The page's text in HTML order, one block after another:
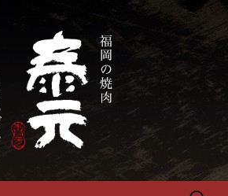
産農家直送の厳選黒
しめる焼肉店
厳選肉が自慢の福岡市
検